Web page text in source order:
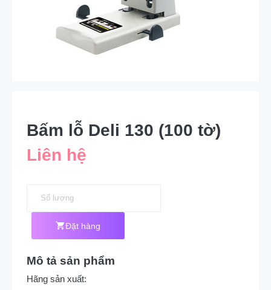
Bấm lỗ Deli 130 (100 tờ)
Liên hệ
Đặt hàng
Mô tả sản phẩm
Hãng sản xuất: